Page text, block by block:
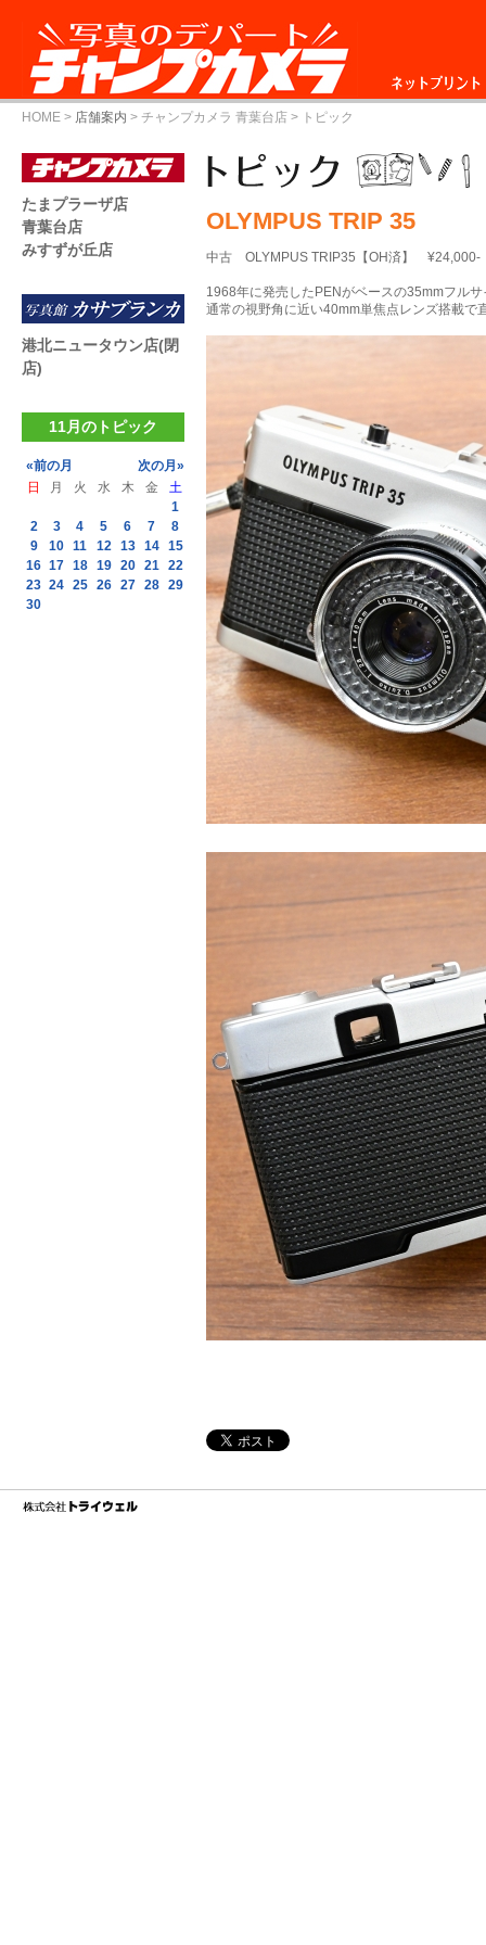
ネットプリント
HOME > 店舗案内 > チャンプカメラ 青葉台店 > トピック
OLYMPUS TRIP 35
中古 OLYMPUS TRIP35【OH済】 ¥24,000-
1968年に発売したPENがベースの35mmフルサ
通常の視野角に近い40mm単焦点レンズ搭載で
たまプラーザ店
青葉台店
みすずが丘店
港北ニュータウン店(閉
店)
11月のトピック
«前の月
次の月»
日
月 火 水 木 金
土
1
2
3 4 5 6 7
8
9
10 11 12 13 14 15
16 17 18 19 20 21 22
23 24 25 26 27 28 29
30